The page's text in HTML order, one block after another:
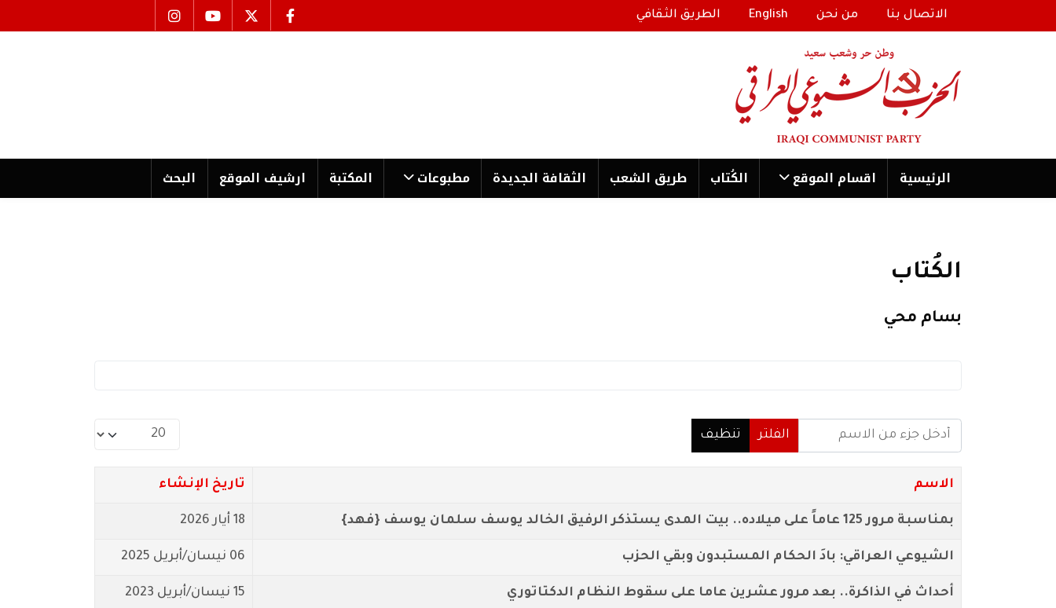
الاتصال بنا من نحن English الطريق الثقافي
الرئیسية اقسام الموقع الكُتاب طریق الشعب الثقافة الجدیدة مطبوعات المكتبة ارشیف الموقع البحث
الكُتاب
بسام محي
أدخل جزء من الاسم
الفلتر تنظيف
عدد الإظهارات:
الاسم تاريخ الإنشاء
بمناسبة مرور 125 عاماً على ميلاده.. بيت المدى يستذكر الرفيق الخالد يوسف سلمان يوسف {فهد} 18 أيار 2026
الشيوعي العراقي: بادَ الحكام المستبدون وبقي الحزب 06 نيسان/أبريل 2025
أحداث في الذاكرة.. بعد مرور عشرين عاما على سقوط النظام الدكتاتوري 15 نيسان/أبريل 2023